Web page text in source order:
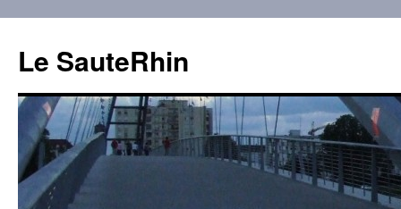
contenu
Le SauteRhin